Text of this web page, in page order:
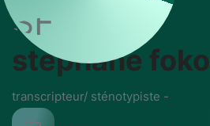
SF
stephane foko
transcripteur/ sténotypiste -